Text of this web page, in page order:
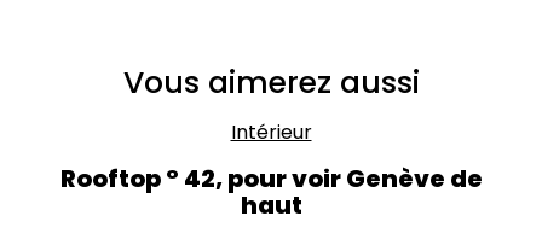
Vous aimerez aussi
Intérieur
Rooftop ° 42, pour voir Genève de
haut